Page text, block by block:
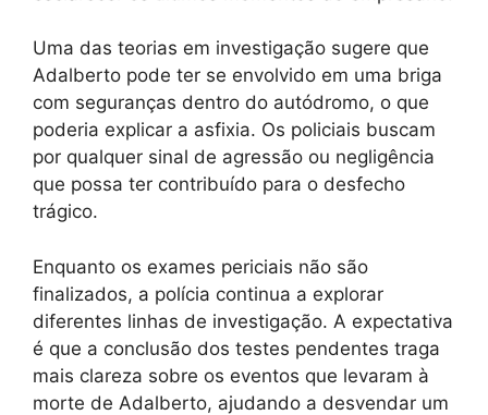
Uma das teorias em investigação sugere que
Adalberto pode ter se envolvido em uma briga
com seguranças dentro do autódromo, o que
poderia explicar a asfixia. Os policiais buscam
por qualquer sinal de agressão ou negligência
que possa ter contribuído para o desfecho
trágico.
Enquanto os exames periciais não são
finalizados, a polícia continua a explorar
diferentes linhas de investigação. A expectativa
é que a conclusão dos testes pendentes traga
mais clareza sobre os eventos que levaram à
morte de Adalberto, ajudando a desvendar um